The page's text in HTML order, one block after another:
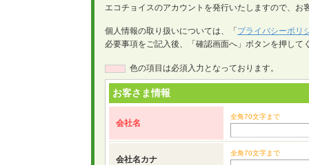
エコチョイスのアカウントを発行いたしますので、お
個人情報の取り扱いについては、「 プライバシーポリ
必要事項をご記入後、「確認画面へ」ボタンを押して
色の項目は必須入力となっております。
お客さま情報
会社名
全角70文字まで
会社名カナ
全角70文字まで